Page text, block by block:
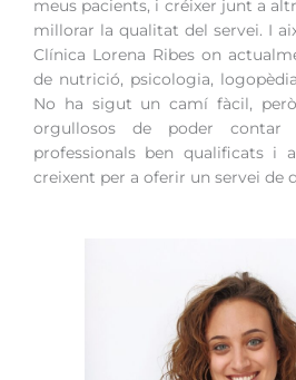
meus pacients, i créixer junt a
millorar la qualitat del servei. I
Clínica Lorena Ribes on
de nutrició, psicologia,
No ha sigut un camí fàcil,
orgullosos de poder
professionals ben qualificats i
creixent per a oferir un servei de